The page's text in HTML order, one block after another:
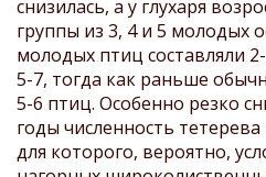
снизилась, а у глухаря
группы из 3, 4 и 5 молодых
молодых птиц составляли
5-7, тогда как раньше
5-6 птиц. Особенно резко
годы численность
для которого, вероятно,